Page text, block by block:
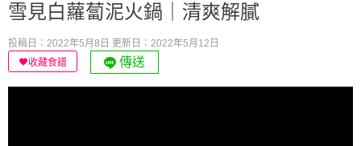
雪見白蘿蔔泥火鍋｜清爽解膩
投稿日：2022年5月8日 更新日：2022年5月12日
收藏食譜
傳送